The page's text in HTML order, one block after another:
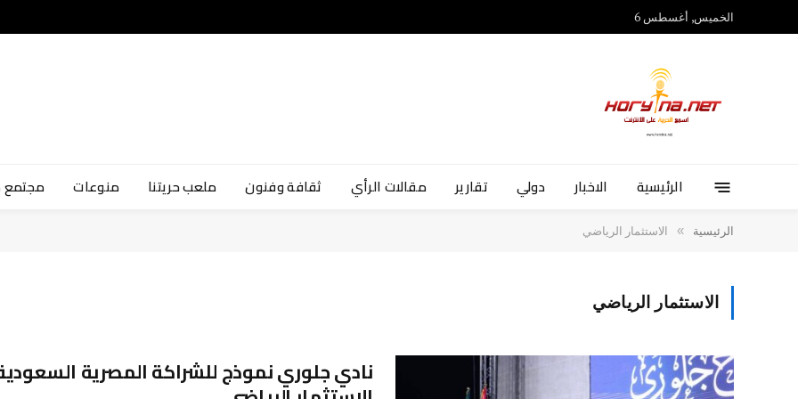
الخميس, أغسطس 6
الرئيسية الاخبار دولي تقارير مقالات الرأي ثقافة وفنون ملعب حريتنا منوعات
الرئيسية » الاستثمار الرياضي
الاستثمار الرياضي
نادي جلوري نموذج للشراكة المصرية